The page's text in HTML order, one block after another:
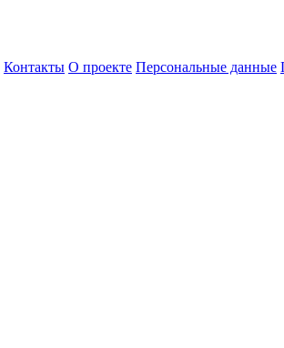
Контакты О проекте Персональные данные